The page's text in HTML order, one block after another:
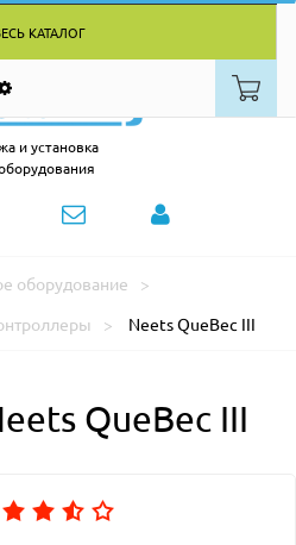
КАТАЛОГ
и установка
оборудование
Neets QueBec III
QueBec III